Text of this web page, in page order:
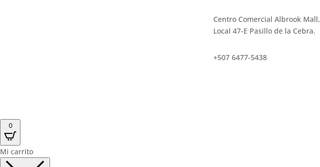
Centro Comercial Albrook Mall,
Local 47-E Pasillo de la Cebra.
+507 6477-5438
0
Mi carrito